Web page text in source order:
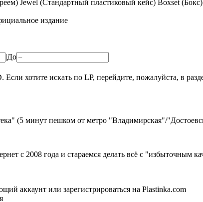
Jewel (Стандартный пластиковый кейс) Boxset (Бокс)
издание
|До
Если хотите искать по LP, перейдите, пожалуйста, в
(5 минут пешком от метро "Владимирская"/
c 2008 года и стараемся делать всё с "избыточным
аккаунт или зарегистрироваться на Plastinka.com